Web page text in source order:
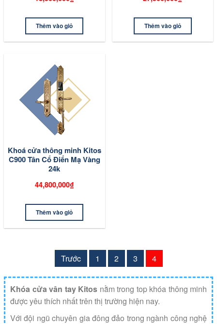
Thêm vào giỏ Thêm vào giỏ
Khoá cửa thông minh Kitos
C900 Tân Cổ Điển Mạ Vàng
24k
44,800,000₫
Thêm vào giỏ
Trước 1 2 3 4
Khóa cửa vân tay Kitos nằm trong top khóa thông minh
được yêu thích nhất trên thị trường hiện nay.
Với đội ngũ chuyên gia đông đảo trong ngành công nghệ